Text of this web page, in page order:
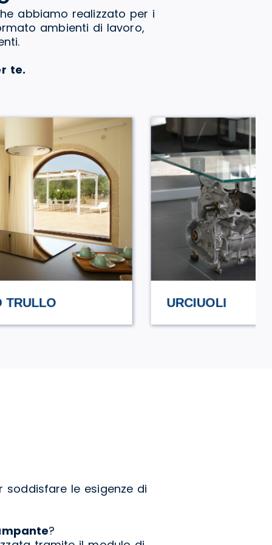
abbiamo realizzato per i
ambienti di lavoro,
te.
URCIUOLI
soddisfare le esigenze di
?